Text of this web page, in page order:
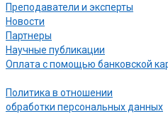
Преподаватели и эксперты
Новости
Партнеры
Научные публикации
Оплата с помощью банковской
Политика в отношении
обработки персональных данных